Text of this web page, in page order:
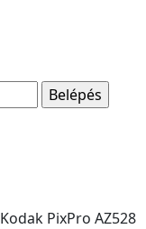
Kodak PixPro AZ528